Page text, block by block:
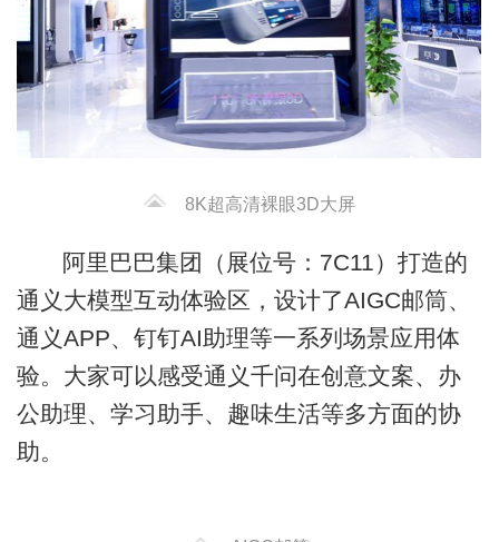
8K超高清裸眼3D大屏
阿里巴巴集团（展位号：7C11）打造的
通义大模型互动体验区，设计了AIGC邮筒、
通义APP、钉钉AI助理等一系列场景应用体
验。大家可以感受通义千问在创意文案、办
公助理、学习助手、趣味生活等多方面的协
助。